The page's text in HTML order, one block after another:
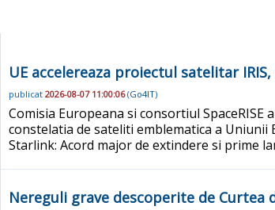
UE accelereaza proiectul satelitar
publicat 2026-08-07 11:00:06(Go4IT)
Comisia Europeana si consortiul
constelatia de sateliti emblematica a
Starlink: Acord major de extindere si prime
Nereguli grave descoperite de